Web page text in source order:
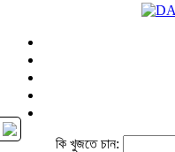
কি খুজতে চান: